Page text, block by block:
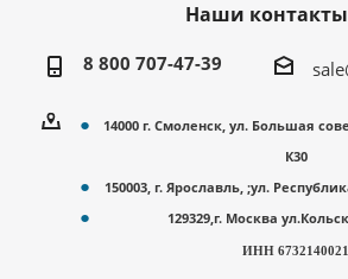
Наши контакты
8 800 707-47-39
14000 г. Смоленск, ул. Большая
К30
150003, г. Ярославль, ;ул.
129329,г. Москва
ИНН 6732140021